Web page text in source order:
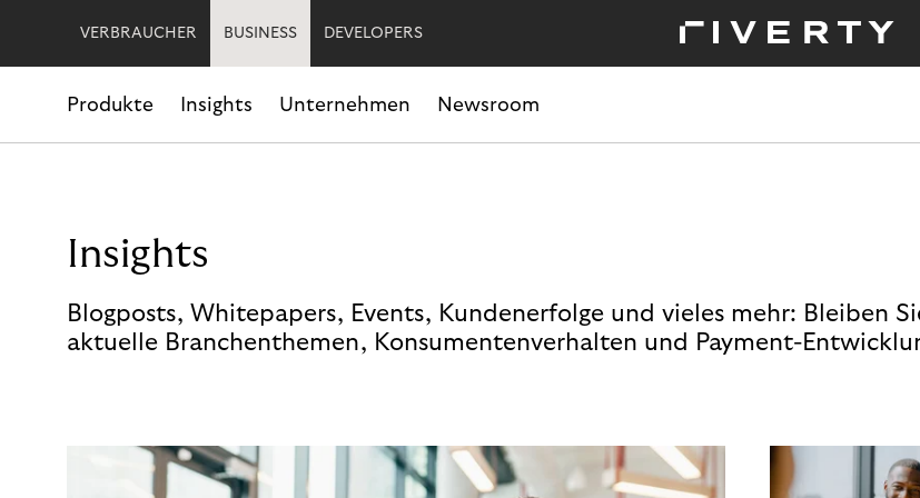
VERBRAUCHER BUSINESS DEVELOPERS
Produkte Insights Unternehmen Newsroom
Insights
Blogposts, Whitepapers, Events, Kundenerfolge und vieles mehr: Bleiben
aktuelle Branchenthemen, Konsumentenverhalten und Payment-